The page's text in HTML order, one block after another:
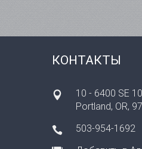
КОНТАКТЫ
10 - 6400 SE
Portland, OR,
503-954-1692